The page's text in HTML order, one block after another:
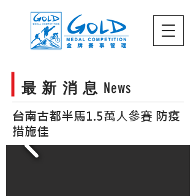
最 新 消 息 News
台南古都半馬1.5萬人參賽 防疫
措施佳